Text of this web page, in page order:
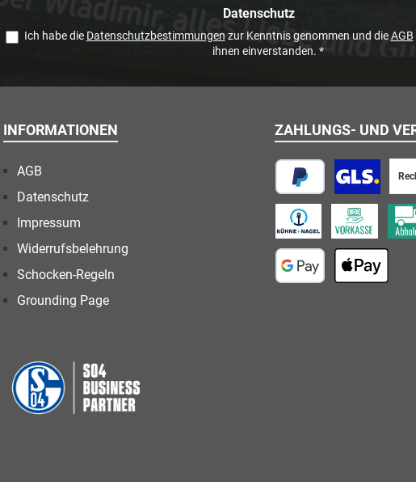
Datenschutz
Ich habe die Datenschutzbestimmungen zur Kenntnis genommen und dieAGB
ihnen einverstanden. *
INFORMATIONEN
AGB
Datenschutz
Impressum
Widerrufsbelehrung
Schocken-Regeln
Grounding Page
ZAHLUNGS- UND
PayPal
Vorkasse
Paketversand
Speditionsversand